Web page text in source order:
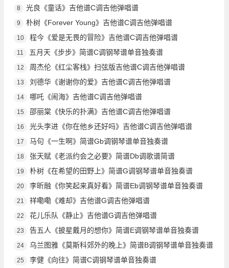
8 光良《童话》吉他谱C调吉他弹唱谱
9 朴树《Forever Young》吉他谱C调吉他弹唱谱
10 程今《爱是无畏的冒险》吉他谱C调吉他弹唱谱
11 五月天《步步》简谱C调钢琴谱单音独奏谱
12 周杰伦《红尘客栈》扫弦版吉他谱C调吉他弹唱谱
13 刘德华《谢谢你的爱》吉他谱C调吉他弹唱谱
14 哪吒《闹海》吉他谱C调吉他弹唱谱
15 邵丽棠《快乐的扑满》吉他谱C调吉他弹唱谱
16 光头李进《你在他乡还好吗》吉他谱C调吉他弹唱谱
17 马句《一生啊》简谱Gb调钢琴谱单音独奏谱
18 张天赋《老派约会之必要》简谱Db调歌谱简谱
19 朴树《在希望的田野上》简谱G调钢琴谱单音独奏谱
20 李昕融《你笑起来真好看》简谱Eb调钢琴谱单音独奏谱
21 祥嘞嘞《难却》吉他谱G调吉他弹唱谱
22 花儿乐队《静止》吉他谱G调吉他弹唱谱
23 告五人《披星戴月的想你》简谱E调钢琴谱单音独奏谱
24 乌兰图雅《莫斯科郊外的晚上》简谱B调钢琴谱单音独奏谱
25 李健《向往》简谱C调钢琴谱单音独奏谱